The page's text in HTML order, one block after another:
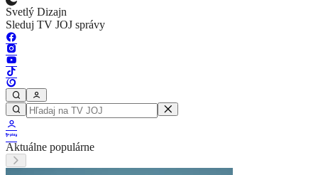
Svetlý Dizajn
Sleduj TV JOJ správy
Aktuálne populárne